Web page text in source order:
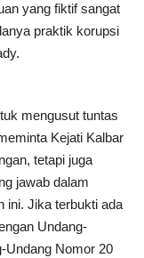
yang fiktif sangat
praktik korupsi
mengusut tuntas
Kejati Kalbar
tetapi juga
jawab dalam
ini. Jika terbukti ada
Undang-
Undang Nomor 20